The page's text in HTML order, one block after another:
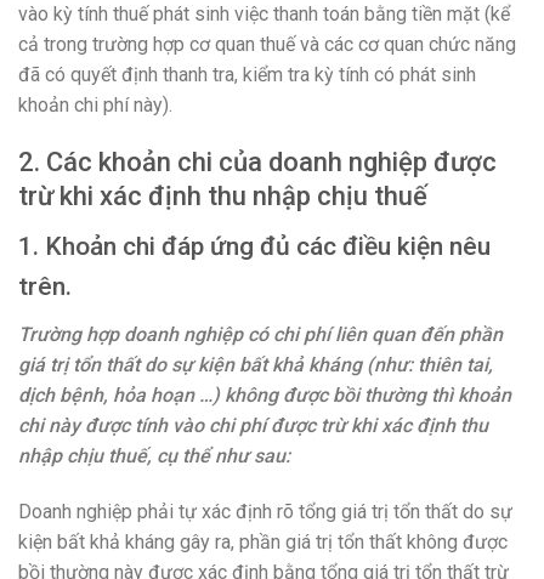
vào kỳ tính thuế phát sinh việc thanh toán bằng tiền mặt (kể
cả trong trường hợp cơ quan thuế và các cơ quan chức năng
đã có quyết định thanh tra, kiểm tra kỳ tính có phát sinh
khoản chi phí này).
2. Các khoản chi của doanh nghiệp được
trừ khi xác định thu nhập chịu thuế
1. Khoản chi đáp ứng đủ các điều kiện nêu
trên.
Trường hợp doanh nghiệp có chi phí liên quan đến phần
giá trị tổn thất do sự kiện bất khả kháng (như: thiên tai,
dịch bệnh, hỏa hoạn …) không được bồi thường thì khoản
chi này được tính vào chi phí được trừ khi xác định thu
nhập chịu thuế, cụ thể như sau:
Doanh nghiệp phải tự xác định rõ tổng giá trị tổn thất do sự
kiện bất khả kháng gây ra, phần giá trị tổn thất không được
bồi thường này được xác định bằng tổng giá trị tổn thất trừ